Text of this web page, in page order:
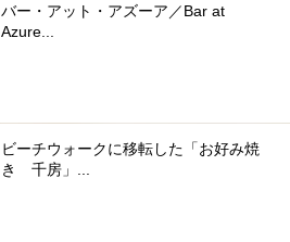
バー・アット・アズーア／Bar at
Azure...
ビーチウォークに移転した「お好み焼
き 千房」...